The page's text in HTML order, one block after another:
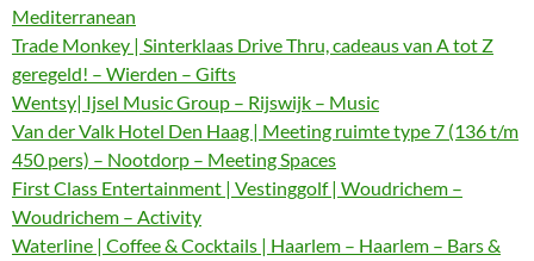
Mediterranean
Trade Monkey | Sinterklaas Drive Thru, cadeaus van A tot Z
geregeld! – Wierden – Gifts
Wentsy| Ijsel Music Group – Rijswijk – Music
Van der Valk Hotel Den Haag | Meeting ruimte type 7 (136 t/m
450 pers) – Nootdorp – Meeting Spaces
First Class Entertainment | Vestinggolf | Woudrichem –
Woudrichem – Activity
Waterline | Coffee & Cocktails | Haarlem – Haarlem – Bars &